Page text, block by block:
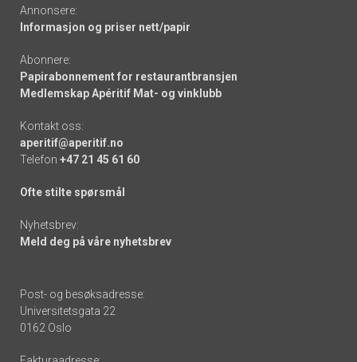
Annonsere:
Informasjon og priser nett/papir
Abonnere:
Papirabonnement for restaurantbransjen
Medlemskap Apéritif Mat- og vinklubb
Kontakt oss:
aperitif@aperitif.no
Telefon +47 21 45 61 60
Ofte stilte spørsmål
Nyhetsbrev:
Meld deg på våre nyhetsbrev
Post- og besøksadresse:
Universitetsgata 22
0162 Oslo